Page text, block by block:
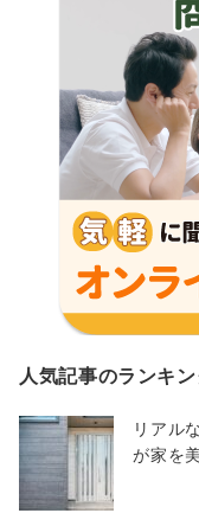
人気記事のランキ
リアル
が家を